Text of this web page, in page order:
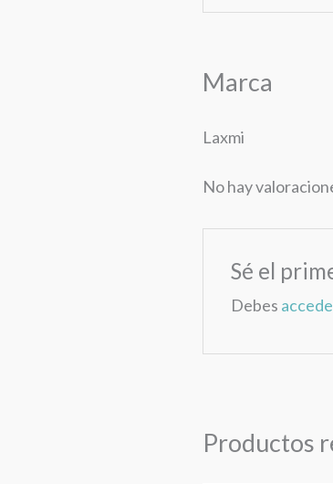
Marca
Laxmi
No hay
Sé el
Debes
Productos